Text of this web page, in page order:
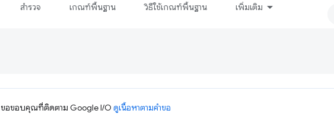
สำรวจ เกณฑ์พื้นฐาน วิธีใช้เกณฑ์พื้นฐาน เพิ่มเติม
ขอขอบคุณที่ติดตาม Google I/O ดูเนื้อหาตามคำขอ